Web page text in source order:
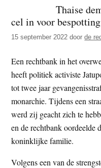
z
e
i
t
e
n
d
z
e
s
i
t
e
Thaise
cel in voor
15 september 2022 doorde
Een rechtbank in het
heeft politiek activiste
tot twee jaar
monarchie. Tijdens een
werd zij geacht zich te
en de rechtbank oordeelde
koninklijke familie.
Volgens een van de